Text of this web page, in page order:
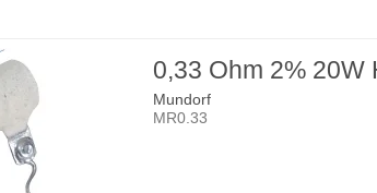
0,33 Ohm 2% 20W
Mundorf
MR0.33